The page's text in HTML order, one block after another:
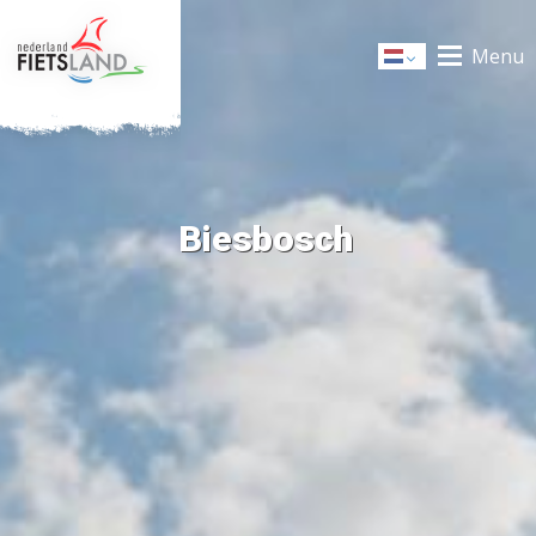
Dutch Menu
Biesbosch